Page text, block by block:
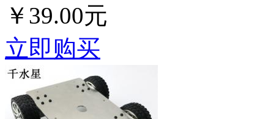
￥39.00元
立即购买